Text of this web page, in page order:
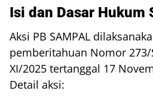
Isi dan Dasar Hukum
Aksi PB SAMPAL
pemberitahuan Nomor 273/
XI/2025 tertanggal 17
Detail aksi: